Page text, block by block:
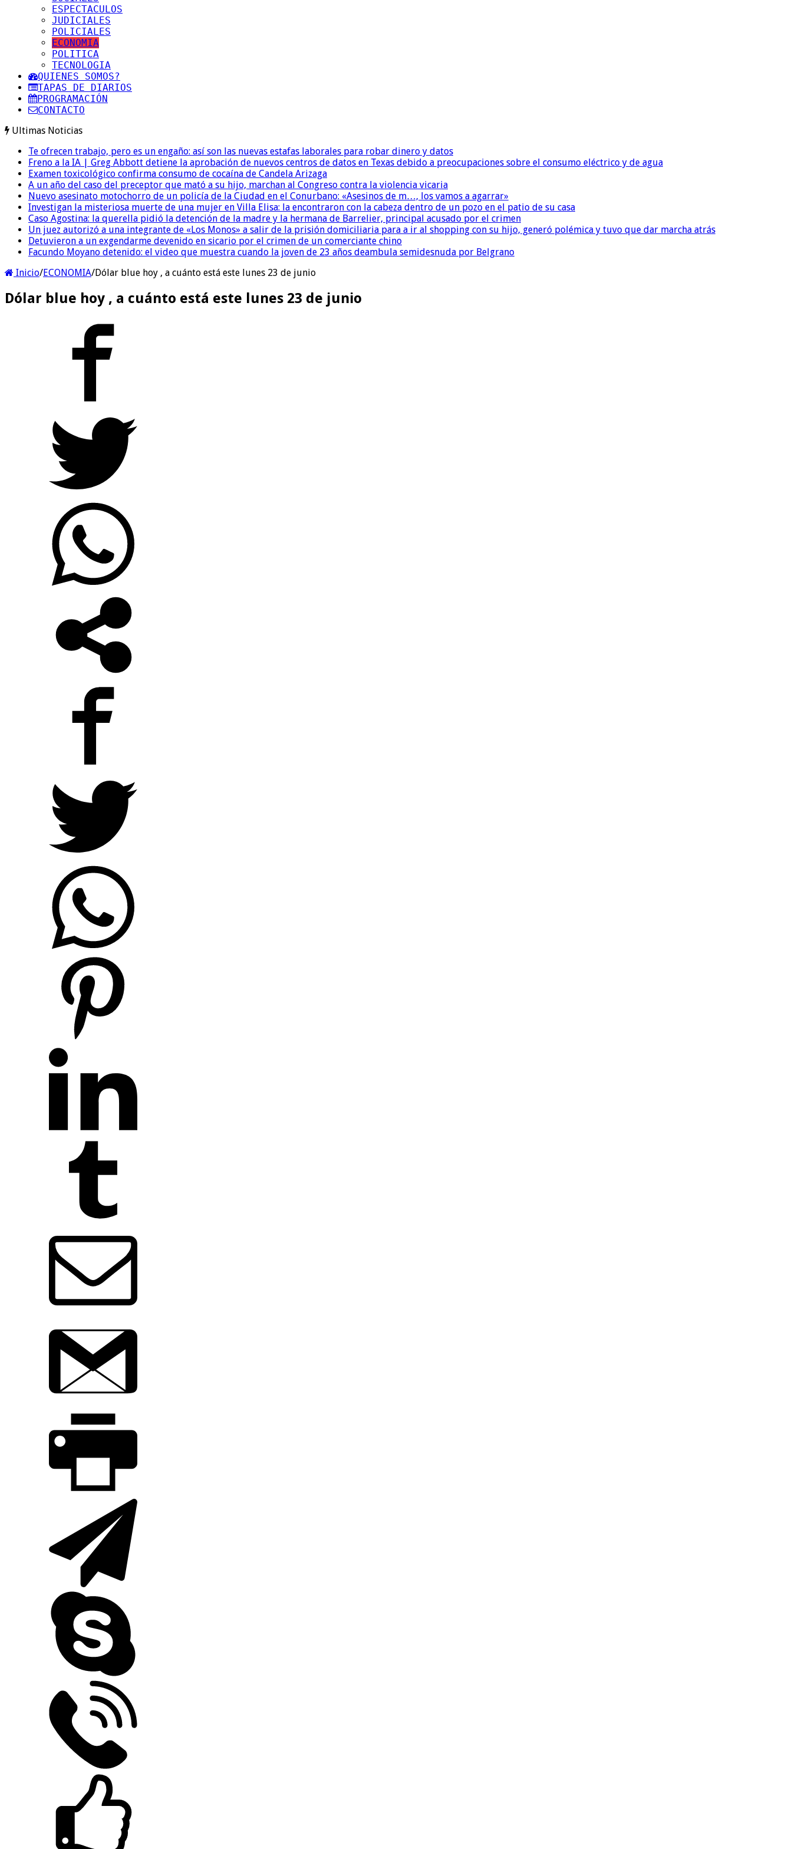
ESPECTACULOS
JUDICIALES
POLICIALES
ECONOMIA
POLITICA
TECNOLOGIA
QUIENES SOMOS?
TAPAS DE DIARIOS
PROGRAMACIÓN
CONTACTO
Ultimas Noticias
Te ofrecen trabajo, pero es un engaño: así son las nuevas estafas laborales para robar dinero y datos
Freno a la IA | Greg Abbott detiene la aprobación de nuevos centros de datos en Texas debido a preocupaciones sobre el consumo eléctrico y de agua
Examen toxicológico confirma consumo de cocaína de Candela Arizaga
A un año del caso del preceptor que mató a su hijo, marchan al Congreso contra la violencia vicaria
Nuevo asesinato motochorro de un policía de la Ciudad en el Conurbano: «Asesinos de m…, los vamos a agarrar»
Investigan la misteriosa muerte de una mujer en Villa Elisa: la encontraron con la cabeza dentro de un pozo en el patio de su casa
Caso Agostina: la querella pidió la detención de la madre y la hermana de Barrelier, principal acusado por el crimen
Un juez autorizó a una integrante de «Los Monos» a salir de la prisión domiciliaria para a ir al shopping con su hijo, generó polémica y tuvo que dar marcha atrás
Detuvieron a un exgendarme devenido en sicario por el crimen de un comerciante chino
Facundo Moyano detenido: el video que muestra cuando la joven de 23 años deambula semidesnuda por Belgrano
Inicio/ECONOMIA/Dólar blue hoy , a cuánto está este lunes 23 de junio
Dólar blue hoy , a cuánto está este lunes 23 de junio